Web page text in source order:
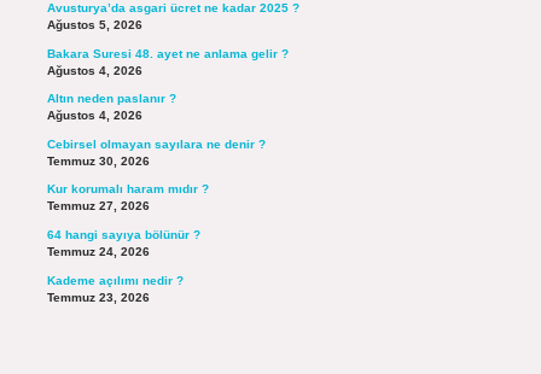
Avusturya’da asgari ücret ne kadar 2025 ?
Ağustos 5, 2026
Bakara Suresi 48. ayet ne anlama gelir ?
Ağustos 4, 2026
Altın neden paslanır ?
Ağustos 4, 2026
Cebirsel olmayan sayılara ne denir ?
Temmuz 30, 2026
Kur korumalı haram mıdır ?
Temmuz 27, 2026
64 hangi sayıya bölünür ?
Temmuz 24, 2026
Kademe açılımı nedir ?
Temmuz 23, 2026